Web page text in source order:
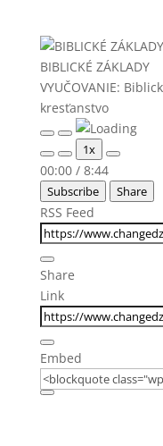
BIBLICKÉ ZÁKLADY
VYUČOVANIE:
kresťanstvo
Play
Episode
Pause
Episode
Mute/Unmute
Episode
Rewind
10
Seconds
1x
Fast
Forward
30
00:00 / 8:44
Subscribe Share
RSS Feed
Share
Link
Embed